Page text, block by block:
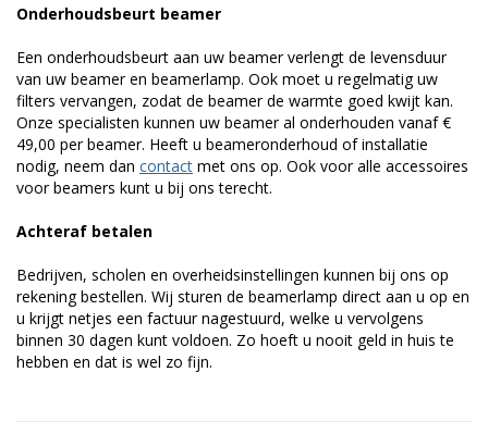
Onderhoudsbeurt beamer
Een onderhoudsbeurt aan uw beamer verlengt de levensduur
van uw beamer en beamerlamp. Ook moet u regelmatig uw
filters vervangen, zodat de beamer de warmte goed kwijt kan.
Onze specialisten kunnen uw beamer al onderhouden vanaf €
49,00 per beamer. Heeft u beameronderhoud of installatie
nodig, neem dan contact met ons op. Ook voor alle accessoires
voor beamers kunt u bij ons terecht.
Achteraf betalen
Bedrijven, scholen en overheidsinstellingen kunnen bij ons op
rekening bestellen. Wij sturen de beamerlamp direct aan u op en
u krijgt netjes een factuur nagestuurd, welke u vervolgens
binnen 30 dagen kunt voldoen. Zo hoeft u nooit geld in huis te
hebben en dat is wel zo fijn.